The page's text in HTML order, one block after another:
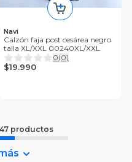
Navi
Calzón faja post cesárea negro
talla XL/XXL 00240XL/XXL
0(0)
$19.990
47 productos